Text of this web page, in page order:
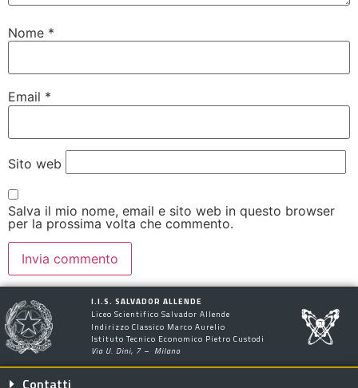
Nome *
Email *
Sito web
Salva il mio nome, email e sito web in questo browser
per la prossima volta che commento.
I.I.S. SALVADOR ALLENDE
Liceo Scientifico Salvador Allende
Indirizzo Classico Marco Aurelio
Istituto Tecnico Economico Pietro Custodi
Via U. Dini, 7 – Milano